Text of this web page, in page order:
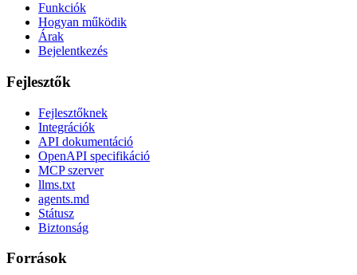
Funkciók
Hogyan működik
Árak
Bejelentkezés
Fejlesztők
Fejlesztőknek
Integrációk
API dokumentáció
OpenAPI specifikáció
MCP szerver
llms.txt
agents.md
Státusz
Biztonság
Források